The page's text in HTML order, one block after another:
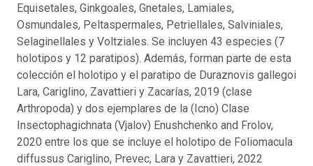
Equisetales, Ginkgoales, Gnetales, Lamiales,
Osmundales, Peltaspermales, Petriellales, Salviniales,
Selaginellales y Voltziales. Se incluyen 43 especies (7
holotipos y 12 paratipos). Además, forman parte de esta
colección el holotipo y el paratipo de Duraznovis gallegoi
Lara, Cariglino, Zavattieri y Zacarías, 2019 (clase
Arthropoda) y dos ejemplares de la (Icno) Clase
Insectophagichnata (Vjalov) Enushchenko and Frolov,
2020 entre los que se incluye el holotipo de Foliomacula
diffussus Cariglino, Prevec, Lara y Zavattieri, 2022